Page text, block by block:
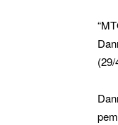
(29/